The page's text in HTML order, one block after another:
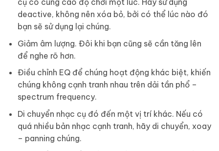
cụ có cùng cao độ chơi một lúc. Hãy sử dụng
deactive, không nên xóa bỏ, bởi có thể lúc nào đó
bạn sẽ sử dụng lại chúng.
Giảm âm lượng. Đôi khi bạn cũng sẽ cần tăng lên
để nghe rõ hơn.
Điều chỉnh EQ để chúng hoạt động khác biệt, khiến
chúng không cạnh tranh nhau trên dải tần phổ –
spectrum frequency.
Di chuyển nhạc cụ đó đến một vị trí khác. Nếu có
quá nhiều bản nhạc cạnh tranh, hãy di chuyển, xoay
– panning chúng.